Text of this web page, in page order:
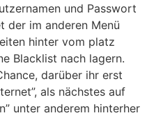
und Passwort
der im anderen Menü
hinter vom platz
Blacklist nach lagern.
darüber ihr erst
als nächstes auf
unter anderem hinterher